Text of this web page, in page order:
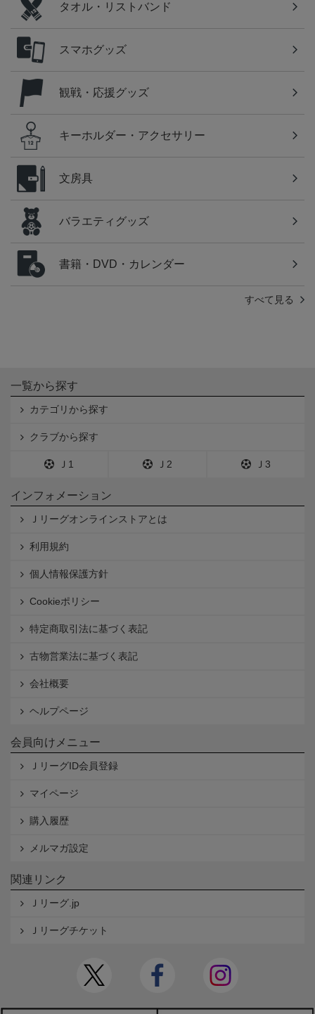
タオル・リストバンド
スマホグッズ
観戦・応援グッズ
キーホルダー・アクセサリー
文房具
バラエティグッズ
書籍・DVD・カレンダー
すべて見る
一覧から探す
カテゴリから探す
クラブから探す
Ｊ1 Ｊ2 Ｊ3
インフォメーション
Ｊリーグオンラインストアとは
利用規約
個人情報保護方針
Cookieポリシー
特定商取引法に基づく表記
古物営業法に基づく表記
会社概要
ヘルプページ
会員向けメニュー
ＪリーグID会員登録
マイページ
購入履歴
メルマガ設定
関連リンク
Ｊリーグ.jp
Ｊリーグチケット